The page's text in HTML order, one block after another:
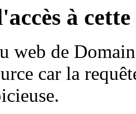
à
web de
car la